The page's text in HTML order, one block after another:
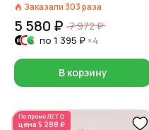
Заказали 303раза
5 580 ₽ 7 972 ₽
по 1 395 ₽ ×4
В корзину
По промоЛЕТО
цена 5 288 ₽